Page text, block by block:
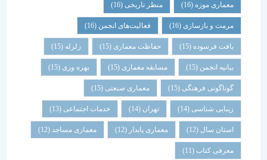
معماری موزه(16) منظر تاریخی (16)
مرمت و بازسازی(16) فعالیت‌های انجمن(16)
بافت فرسوده (15) حفاظت معماری (15) زلزله
بیانیه انجمن(15) مسابقه معماری (15) بهره وری(15)
گوناگونی فرهنگی (15) معماری صنعتی(15)
زیبایی شناسی (14) تهران خدمات اجتماعی (13)
استان سال(12) معماری پایدار (12) معماری مساجد(12)
معرفی کتاب(11)